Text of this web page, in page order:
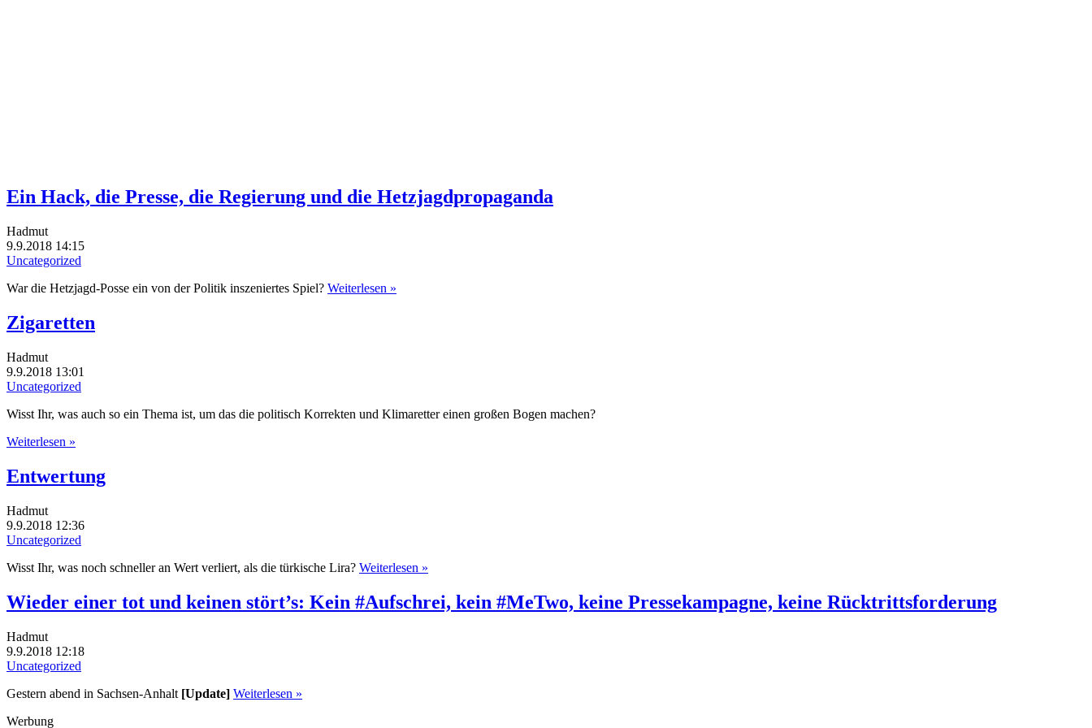
Ein Hack, die Presse, die Regierung und die Hetzjagdpropaganda
Hadmut
9.9.2018 14:15
Uncategorized
War die Hetzjagd-Posse ein von der Politik inszeniertes Spiel? Weiterlesen »
Zigaretten
Hadmut
9.9.2018 13:01
Uncategorized
Wisst Ihr, was auch so ein Thema ist, um das die politisch Korrekten und Klimaretter einen großen Bogen machen?
Weiterlesen »
Entwertung
Hadmut
9.9.2018 12:36
Uncategorized
Wisst Ihr, was noch schneller an Wert verliert, als die türkische Lira? Weiterlesen »
Wieder einer tot und keinen stört’s: Kein #Aufschrei, kein #MeTwo, keine Pressekampagne, keine Rücktrittsforderung
Hadmut
9.9.2018 12:18
Uncategorized
Gestern abend in Sachsen-Anhalt [Update] Weiterlesen »
Werbung